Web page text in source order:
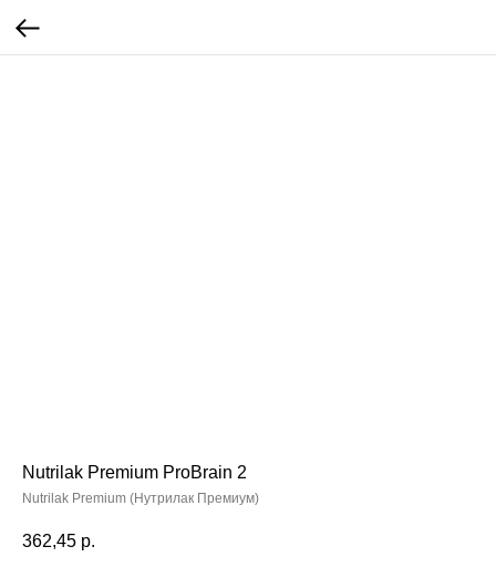
Nutrilak Premium ProBrain 2
Nutrilak Premium (Нутрилак Премиум)
362,45 р.